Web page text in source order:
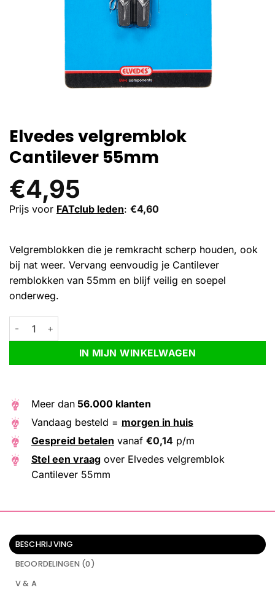
Elvedes velgremblok
Cantilever 55mm
€4,95
Prijs voor FATclub leden: €4,60
Velgremblokken die je remkracht scherp houden, ook
bij nat weer. Vervang eenvoudig je Cantilever
remblokken van 55mm en blijf veilig en soepel
onderweg.
Elvedes velgremblok Cantilever 55mm aantal
IN MIJN WINKELWAGEN
Alternative:
Meer dan 56.000 klanten
Vandaag besteld = morgen in huis
Gespreid betalen vanaf €0,14 p/m
Stel een vraag over Elvedes velgremblok
Cantilever 55mm
BESCHRIJVING
BEOORDELINGEN (0)
V & A